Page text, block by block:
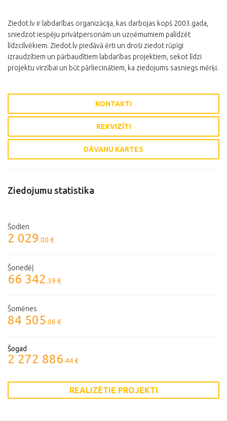
Ziedot.lv ir labdarības organizācija, kas darbojas kopš 2003.gada,
sniedzot iespēju privātpersonām un uzņēmumiem palīdzēt
līdzcilvēkiem. Ziedot.lv piedāvā ērti un droši ziedot rūpīgi
izraudzītiem un pārbaudītiem labdarības projektiem, sekot līdzi
projektu virzībai un būt pārliecinātiem, ka ziedojums sasniegs mērķi.
KONTAKTI
REKVIZĪTI
DĀVANU KARTES
Ziedojumu statistika
Šodien
2 029.00 €
Šonedēļ
66 342.39 €
Šomēnes
84 505.06 €
Šogad
2 272 886.44 €
REALIZĒTIE PROJEKTI